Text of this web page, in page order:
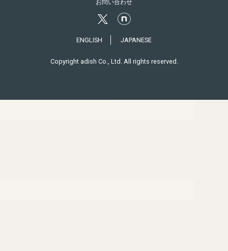
ENGLISH JAPANESE
お問い合わせ
Copyright adish Co., Ltd. All rights reserved.